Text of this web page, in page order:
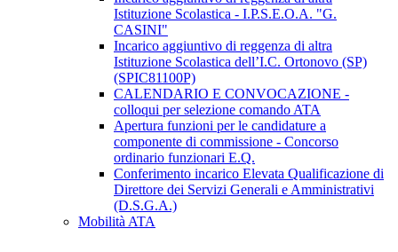
Istituzione Scolastica - I.P.S.E.O.A. "G.
CASINI"
Incarico aggiuntivo di reggenza di altra
Istituzione Scolastica dell’I.C. Ortonovo (SP)
(SPIC81100P)
CALENDARIO E CONVOCAZIONE -
colloqui per selezione comando ATA
Apertura funzioni per le candidature a
componente di commissione - Concorso
ordinario funzionari E.Q.
Conferimento incarico Elevata Qualificazione di
Direttore dei Servizi Generali e Amministrativi
(D.S.G.A.)
Mobilità ATA